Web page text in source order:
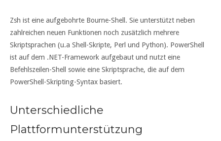
Zsh ist eine aufgebohrte Bourne-Shell. Sie unterstützt neben
zahlreichen neuen Funktionen noch zusätzlich mehrere
Skriptsprachen (u.a Shell-Skripte, Perl und Python). PowerShell
ist auf dem .NET-Framework aufgebaut und nutzt eine
Befehlszeilen-Shell sowie eine Skriptsprache, die auf dem
PowerShell-Skripting-Syntax basiert.
Unterschiedliche
Plattformunterstützung